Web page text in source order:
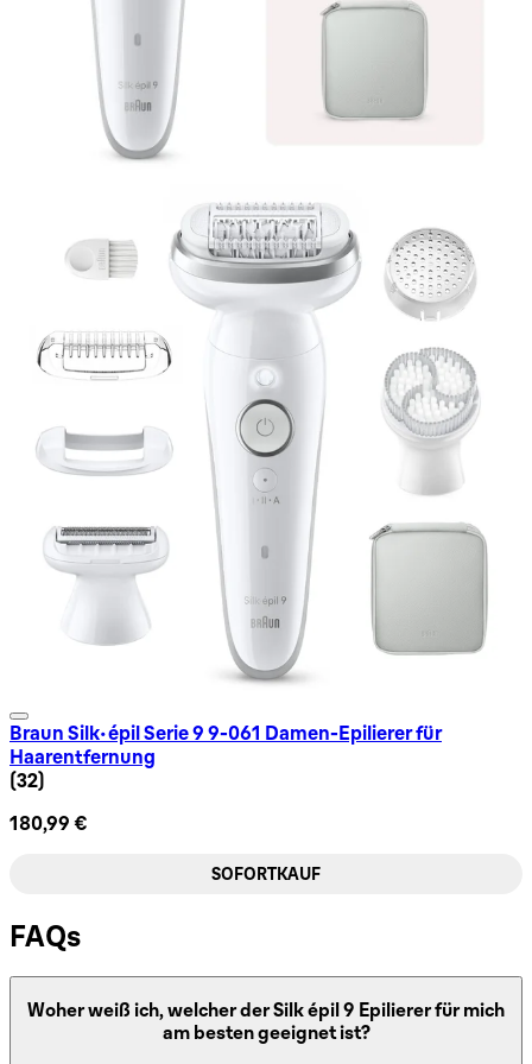
Braun Silk-épil Serie 9 9-061 Damen-Epilierer für
Haarentfernung
4.91 Sternbewertung basierend auf 32 Bewertungen
(32)
180,99 €
SOFORTKAUF
FAQs
Woher weiß ich, welcher der Silk épil 9 Epilierer für mich
am besten geeignet ist?